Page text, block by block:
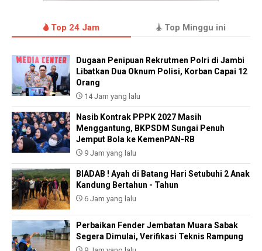
Top 24 Jam Top Minggu ini
Dugaan Penipuan Rekrutmen Polri di Jambi
Libatkan Dua Oknum Polisi, Korban Capai 12
Orang
14 Jam yang lalu
Nasib Kontrak PPPK 2027 Masih
Menggantung, BKPSDM Sungai Penuh
Jemput Bola ke KemenPAN-RB
9 Jam yang lalu
BIADAB ! Ayah di Batang Hari Setubuhi 2 Anak
Kandung Bertahun - Tahun
6 Jam yang lalu
Perbaikan Fender Jembatan Muara Sabak
Segera Dimulai, Verifikasi Teknis Rampung